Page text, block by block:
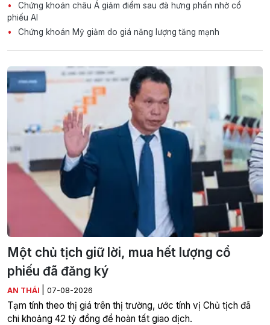
Chứng khoán châu Á giảm điểm sau đà hưng phấn nhờ cổ
phiếu AI
Chứng khoán Mỹ giảm do giá năng lượng tăng mạnh
Một chủ tịch giữ lời, mua hết lượng cổ
phiếu đã đăng ký
AN THÁI 07-08-2026
Tạm tính theo thị giá trên thị trường, ước tính vị Chủ tịch đã
chi khoảng 42 tỷ đồng để hoàn tất giao dịch.